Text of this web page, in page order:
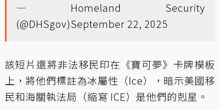
— Homeland Security
(@DHSgov)September 22, 2025
該短片還將非法移民印在《寶可夢》卡牌模板
上，將他們標註為冰屬性（Ice），暗示美國移
民和海關執法局（縮寫 ICE）是他們的剋星。